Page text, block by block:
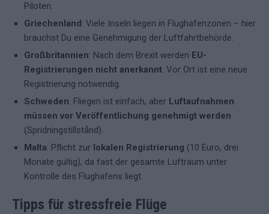
Piloten.
Griechenland: Viele Inseln liegen in Flughafenzonen – hier
brauchst Du eine Genehmigung der Luftfahrtbehörde.
Großbritannien: Nach dem Brexit werden EU-
Registrierungen nicht anerkannt. Vor Ort ist eine neue
Registrierung notwendig.
Schweden: Fliegen ist einfach, aber Luftaufnahmen
müssen vor Veröffentlichung genehmigt werden
(Spridningstillstånd).
Malta: Pflicht zur lokalen Registrierung (10 Euro, drei
Monate gültig), da fast der gesamte Luftraum unter
Kontrolle des Flughafens liegt.
Tipps für stressfreie Flüge